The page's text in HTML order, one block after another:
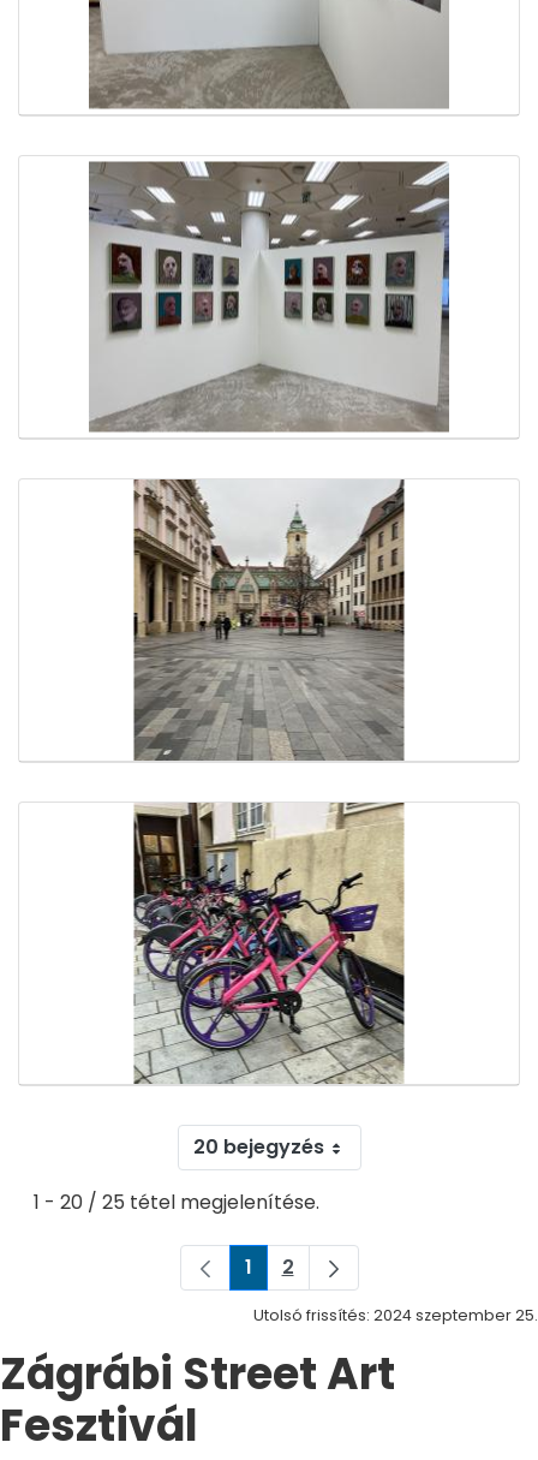
20 bejegyzés
1 - 20 / 25 tétel megjelenítése.
Oldal
1 Oldal
2
Utolsó frissítés: 2024 szeptember 25.
Zágrábi Street Art
Fesztivál